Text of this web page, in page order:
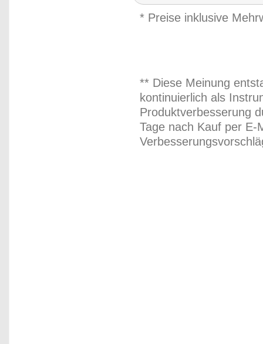
* Preise inklusive
** Diese Meinung
kontinuierlich als
Produktverbesserung
Tage nach Kauf per E-